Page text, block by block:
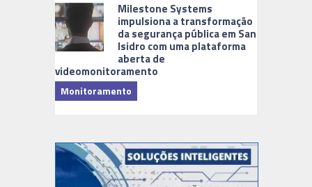
Milestone Systems
impulsiona a transformação
da segurança pública em San
Isidro com uma plataforma
aberta de
videomonitoramento
Monitoramento